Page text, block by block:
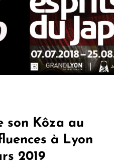
son Kôza au
à Lyon
2019